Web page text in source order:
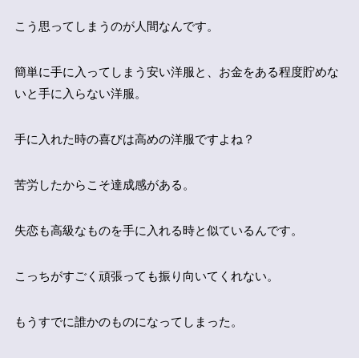
こう思ってしまうのが人間なんです。
簡単に手に入ってしまう安い洋服と、お金をある程度貯めな
いと手に入らない洋服。
手に入れた時の喜びは高めの洋服ですよね？
苦労したからこそ達成感がある。
失恋も高級なものを手に入れる時と似ているんです。
こっちがすごく頑張っても振り向いてくれない。
もうすでに誰かのものになってしまった。